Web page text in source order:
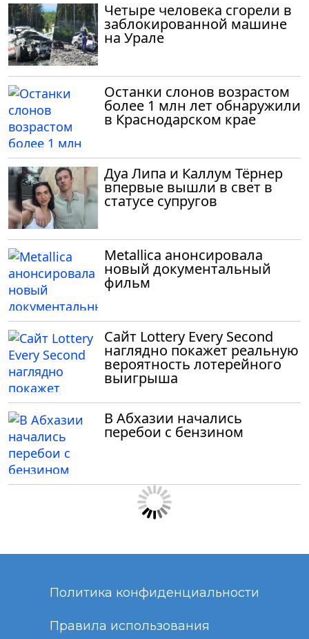
Четыре человека сгорели в
заблокированной машине
на Урале
Останки слонов возрастом
более 1 млн лет обнаружили
в Краснодарском крае
Дуа Липа и Каллум Тёрнер
впервые вышли в свет в
статусе супругов
Metallica анонсировала
новый документальный
фильм
Сайт Lottery Every Second
наглядно покажет реальную
вероятность лотерейного
выигрыша
В Абхазии начались
перебои с бензином
Политика конфиденциальности
Правила использования